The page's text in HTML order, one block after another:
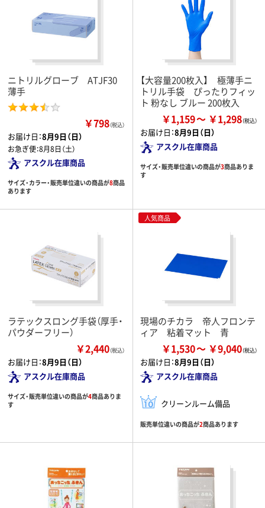
ニトリルグローブ ATJF30
薄手
￥798（税込）
お届け日：8月9日（日）
お急ぎ便：8月8日（土）
アスクル在庫商品
サイズ・カラー・販売単位違いの商品が8商品
あります
【大容量200枚入】 極薄手ニ
トリル手袋 ぴったりフィッ
ト 粉なし ブルー 200枚入
￥1,159 ￥1,298
お届け日：8月9日（日）
アスクル在庫商品
サイズ・販売単位違いの商品が3商品ありま
す
ラテックスロング手袋（厚手・
パウダーフリー）
￥2,440（税込）
お届け日：8月9日（日）
アスクル在庫商品
サイズ・販売単位違いの商品が4商品ありま
す
人気商品
現場のチカラ 帝人フロンテ
ィア 粘着マット 青
￥1,530 ￥9,040
お届け日：8月9日（日）
アスクル在庫商品
クリーンルーム備品
販売単位違いの商品が2商品あります